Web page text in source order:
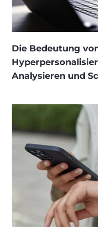
Die Bedeutung
Analysieren und